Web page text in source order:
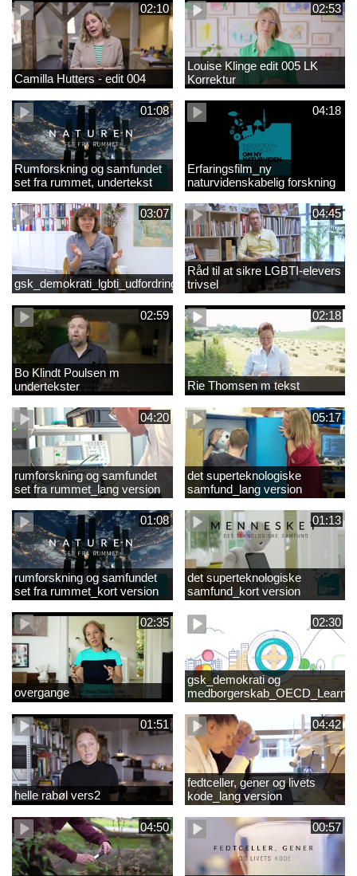
02:10
Camilla Hutters - edit 004
02:53
Louise Klinge edit 005 LK
Korrektur
01:08
Rumforskning og samfundet
set fra rummet, undertekst
04:18
Erfaringsfilm_ny
naturvidenskabelig forskning
03:07
gsk_demokrati_lgbti_udfordringer
04:45
Råd til at sikre LGBTI-elevers
trivsel
02:59
Bo Klindt Poulsen m
undertekster
02:18
Rie Thomsen m tekst
04:20
rumforskning og samfundet
set fra rummet_lang version
05:17
det superteknologiske
samfund_lang version
01:08
rumforskning og samfundet
set fra rummet_kort version
01:13
det superteknologiske
samfund_kort version
02:35
overgange
02:30
gsk_demokrati og
Compass 2030
01:51
helle rabøl vers2
04:42
fedtceller, gener og livets
kode_lang version
04:50 00:57